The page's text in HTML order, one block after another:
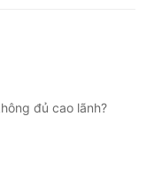
đủ cao lãnh?